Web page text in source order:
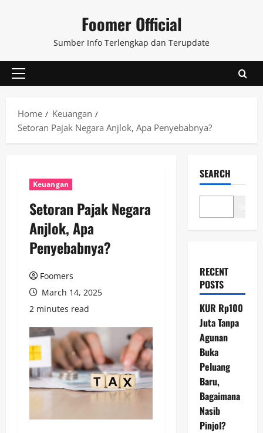
Foomer Official
Sumber Info Terlengkap dan Terupdate
Primary
Home
Keuangan
Setoran Pajak Negara Anjlok, Apa Penyebabnya?
Keuangan
Setoran Pajak Negara
Anjlok, Apa
Penyebabnya?
Foomers
March 14, 2025
2 minutes read
SEARCH
RECENT
POSTS
KUR Rp100
Juta Tanpa
Agunan
Buka
Peluang
Baru,
Bagaimana
Nasib
Pinjol?